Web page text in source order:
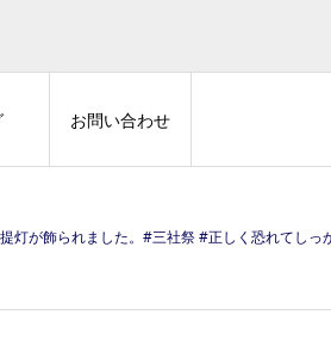
お問い合わせ
#正しく恐れてしっかり対策お願いします #浅草 #asakusa